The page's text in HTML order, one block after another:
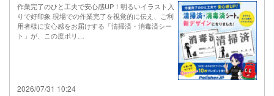
作業完了のひと工夫で安心感UP！明るいイラスト入
りで好印象 現場での作業完了を視覚的に伝え、ご利
用者様に安心感をお届けする「清掃済・消毒済シー
ト」が、この度ポリ…
2026/07/31 10:24